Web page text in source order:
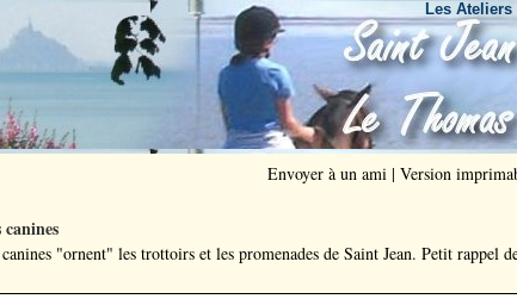
Les Ateliers du
Envoyer à un ami | Version
"ornent" les trottoirs et les promenades de Saint Jean. Petit rappel